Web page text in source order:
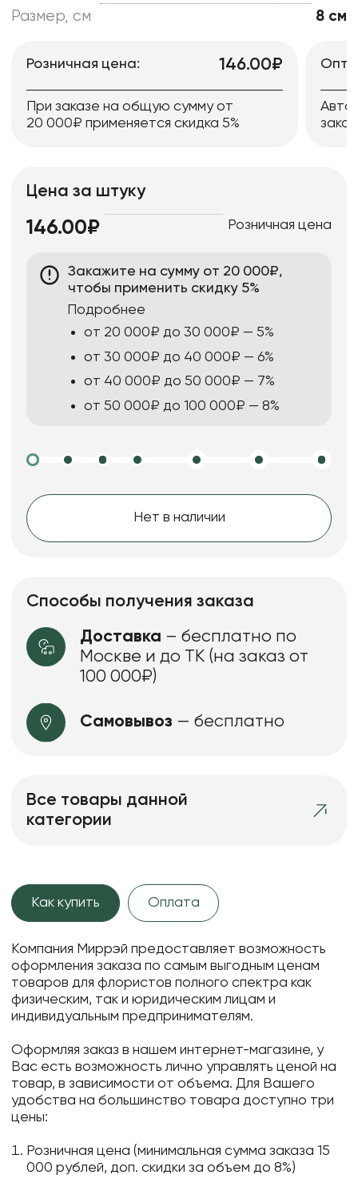
Размер, см
8 см
Розничная цена: 146.00₽
При заказе на общую сумму от
20 000₽ применяется скидка 5%
Цена за штуку
146.00₽ Розничная цена
Закажите на сумму от 20 000₽,
чтобы применить скидку 5%
Подробнее
от 20 000₽ до 30 000₽ — 5%
от 30 000₽ до 40 000₽ — 6%
от 40 000₽ до 50 000₽ — 7%
от 50 000₽ до 100 000₽ — 8%
Нет в наличии
Способы получения заказа
Доставка – бесплатно по
Москве и до ТК (на заказ от
100 000₽)
Самовывоз — бесплатно
Все товары данной
категории
Как купить Оплата
Компания Миррэй предоставляет возможность
оформления заказа по самым выгодным ценам
товаров для флористов полного спектра как
физическим, так и юридическим лицам и
индивидуальным предпринимателям.
Оформляя заказ в нашем интернет-магазине, у
Вас есть возможность лично управлять ценой на
товар, в зависимости от объема. Для Вашего
удобства на большинство товара доступно три
цены:
Розничная цена (минимальная сумма заказа 15
000 рублей, доп. скидки за объем до 8%)